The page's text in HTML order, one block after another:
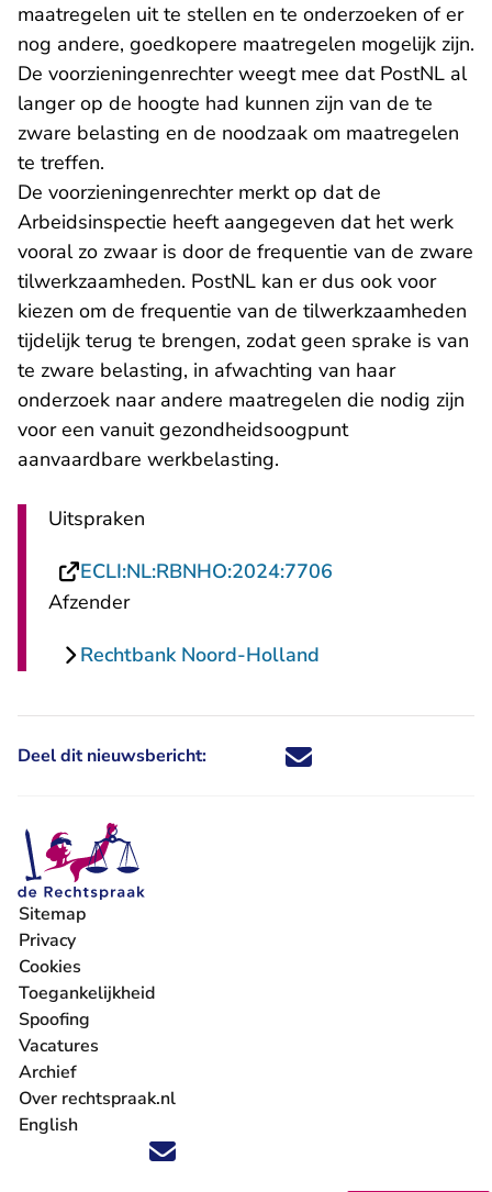
maatregelen uit te stellen en te onderzoeken of er
nog andere, goedkopere maatregelen mogelijk zijn.
De voorzieningenrechter weegt mee dat PostNL al
langer op de hoogte had kunnen zijn van de te
zware belasting en de noodzaak om maatregelen
te treffen.
De voorzieningenrechter merkt op dat de
Arbeidsinspectie heeft aangegeven dat het werk
vooral zo zwaar is door de frequentie van de zware
tilwerkzaamheden. PostNL kan er dus ook voor
kiezen om de frequentie van de tilwerkzaamheden
tijdelijk terug te brengen, zodat geen sprake is van
te zware belasting, in afwachting van haar
onderzoek naar andere maatregelen die nodig zijn
voor een vanuit gezondheidsoogpunt
aanvaardbare werkbelasting.
Uitspraken
ECLI:NL:RBNHO:2024:7706
Afzender
Rechtbank Noord-Holland
Deel dit nieuwsbericht: Deel dit nieuwsbericht via X -
Deel dit nieuwsbericht via
Deel dit nieuwsbericht
Deel dit
Volg ons op X (Twitter) - U verlaat Rechtspraak.nl
Volg ons op Facebook - U verlaat Rechtspraak.nl
Volg ons op Instagram - U verlaat Rechtspraak.nl
Volg ons op Youtube - U verlaat Rechtspraak.nl
Volg ons op LinkedIn - U verlaat
'Blijf op de hoogte' nieuwsbrief - U verlaat
Sitemap
Privacy
Cookies
Toegankelijkheid
Spoofing
Vacatures
- U verlaat Rechtspraak.nl
Archief
Over rechtspraak.nl
English